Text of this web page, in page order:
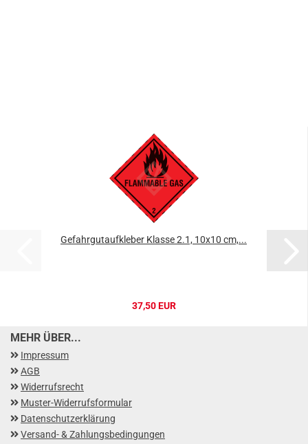
Gefahrgutaufkleber Klasse 2.1, 10x10 cm,...
37,50 EUR
MEHR ÜBER...
Impressum
AGB
Widerrufsrecht
Muster-Widerrufsformular
Datenschutzerklärung
Versand- & Zahlungsbedingungen